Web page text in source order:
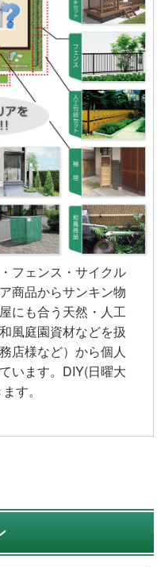
フェンス・サイクル
商品からサンキン物
にも合う天然・人工
風庭園資材などを扱
店様など）から個人
います。DIY(日曜大
す。